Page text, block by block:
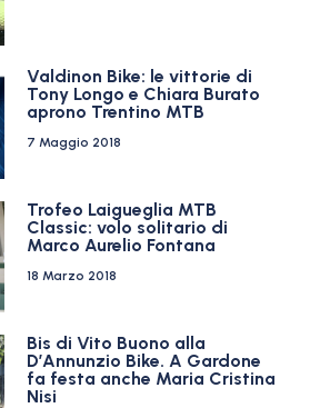
Valdinon Bike: le vittorie di
Tony Longo e Chiara Burato
aprono Trentino MTB
7 Maggio 2018
Trofeo Laigueglia MTB
Classic: volo solitario di
Marco Aurelio Fontana
18 Marzo 2018
Bis di Vito Buono alla
D’Annunzio Bike. A Gardone
fa festa anche Maria Cristina
Nisi